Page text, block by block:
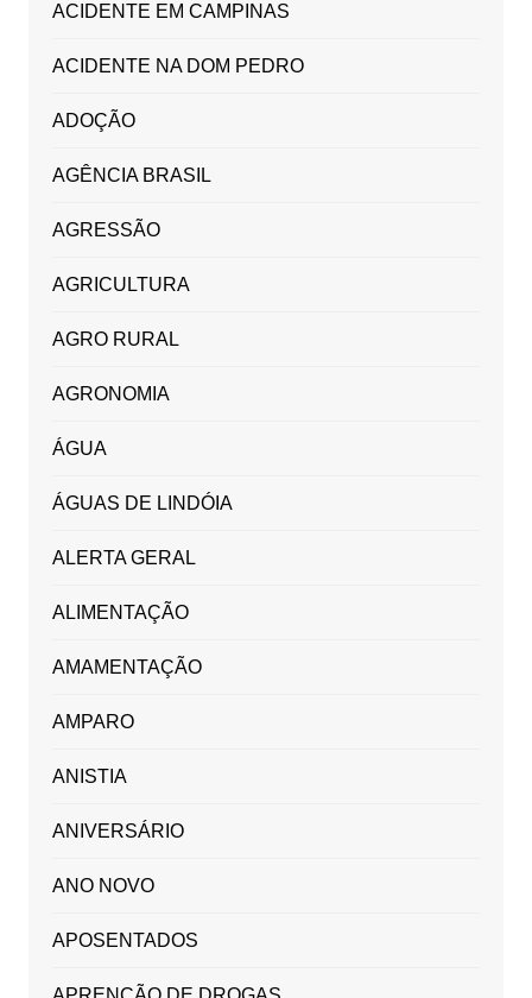
ACIDENTE EM CAMPINAS
ACIDENTE NA DOM PEDRO
ADOÇÃO
AGÊNCIA BRASIL
AGRESSÃO
AGRICULTURA
AGRO RURAL
AGRONOMIA
ÁGUA
ÁGUAS DE LINDÓIA
ALERTA GERAL
ALIMENTAÇÃO
AMAMENTAÇÃO
AMPARO
ANISTIA
ANIVERSÁRIO
ANO NOVO
APOSENTADOS